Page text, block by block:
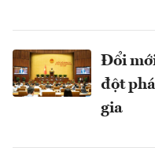
Đổi
đột
gia